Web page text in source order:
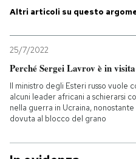
Altri articoli su questo
25/7/2022
Perché Sergei Lavrov è in
Il ministro degli Esteri russo vuole
alcuni leader africani a schierarsi
nella guerra in Ucraina, nonostante
dovuta al blocco del grano